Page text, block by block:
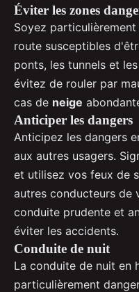
Éviter les zones
Soyez
route susceptibles
ponts, les tunnels et
évitez de rouler par
cas de neige
Anticiper les dangers
Anticipez les dangers
aux autres usagers.
et utilisez vos feux de
autres conducteurs de
conduite prudente et
éviter les accidents.
Conduite de nuit
La conduite de nuit en
particulièrement